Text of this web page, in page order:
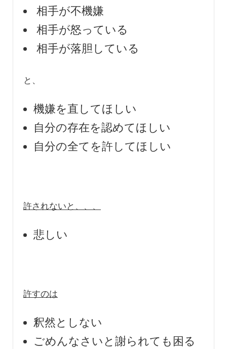
相手が不機嫌
相手が怒っている
相手が落胆している
と、
機嫌を直してほしい
自分の存在を認めてほしい
自分の全てを許してほしい
許されないと、、、
悲しい
許すのは
釈然としない
ごめんなさいと謝られても困る